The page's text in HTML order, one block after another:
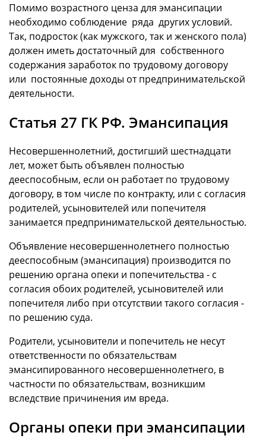
Помимо возрастного ценза для эмансипации
необходимо соблюдение ряда других условий.
Так, подросток (как мужского, так и женского пола)
должен иметь достаточный для собственного
содержания заработок по трудовому договору
или постоянные доходы от предпринимательской
деятельности.
Статья 27 ГК РФ. Эмансипация
Несовершеннолетний, достигший шестнадцати
лет, может быть объявлен полностью
дееспособным, если он работает по трудовому
договору, в том числе по контракту, или с согласия
родителей, усыновителей или попечителя
занимается предпринимательской деятельностью.
Объявление несовершеннолетнего полностью
дееспособным (эмансипация) производится по
решению органа опеки и попечительства - с
согласия обоих родителей, усыновителей или
попечителя либо при отсутствии такого согласия -
по решению суда.
Родители, усыновители и попечитель не несут
ответственности по обязательствам
эмансипированного несовершеннолетнего, в
частности по обязательствам, возникшим
вследствие причинения им вреда.
Органы опеки при эмансипации